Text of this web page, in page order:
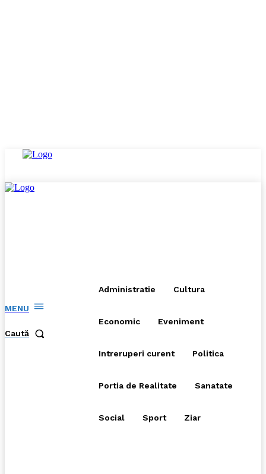
MENU
Caută
Administratie Cultura
Economic Eveniment
Intreruperi curent Politica
Portia de Realitate Sanatate
Social Sport Ziar